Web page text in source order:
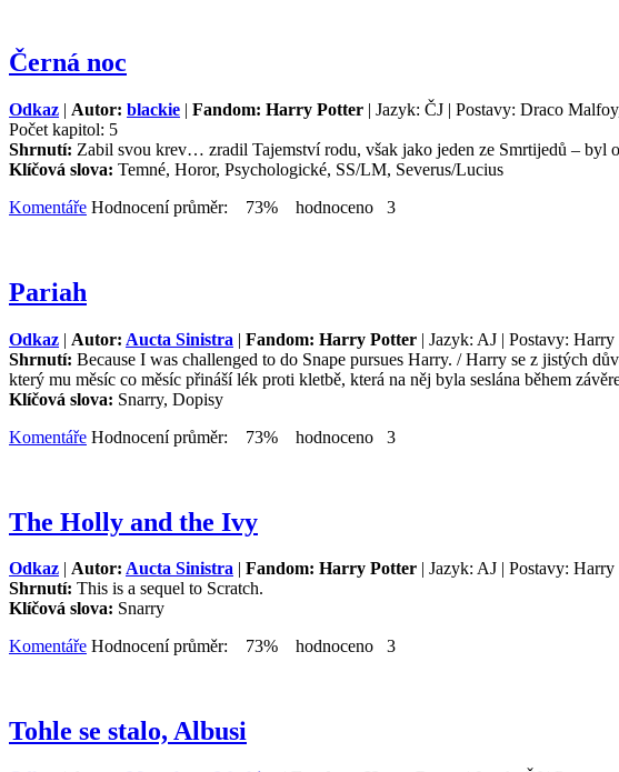
Černá noc
Odkaz | Autor: blackie | Fandom: Harry Potter | Jazyk: ČJ | Postavy: Draco
Počet kapitol: 5
Shrnutí: Zabil svou krev… zradil Tajemství rodu, však jako jeden ze Smrtijedů – byl
Klíčová slova: Temné, Horor, Psychologické, SS/LM, Severus/Lucius
Komentáře Hodnocení průměr: 73% hodnoceno 3
Pariah
Odkaz | Autor: Aucta Sinistra | Fandom: Harry Potter | Jazyk: AJ | Postavy:
Shrnutí: Because I was challenged to do Snape pursues Harry. / Harry se z jistých
který mu měsíc co měsíc přináší lék proti kletbě, která na něj byla seslána během
Klíčová slova: Snarry, Dopisy
Komentáře Hodnocení průměr: 73% hodnoceno 3
The Holly and the Ivy
Odkaz | Autor: Aucta Sinistra | Fandom: Harry Potter | Jazyk: AJ | Postavy:
Shrnutí: This is a sequel to Scratch.
Klíčová slova: Snarry
Komentáře Hodnocení průměr: 73% hodnoceno 3
Tohle se stalo, Albusi